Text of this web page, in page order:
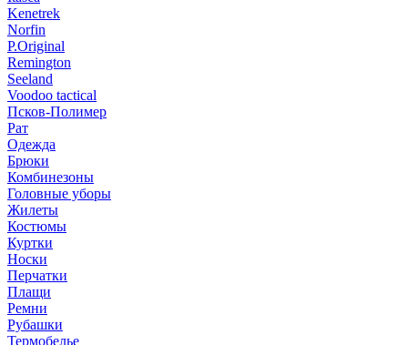
Kenetrek
Norfin
P.Original
Remington
Seeland
Voodoo tactical
Псков-Полимер
Рат
Одежда
Брюки
Комбинезоны
Головные уборы
Жилеты
Костюмы
Куртки
Носки
Перчатки
Плащи
Ремни
Рубашки
Термобелье